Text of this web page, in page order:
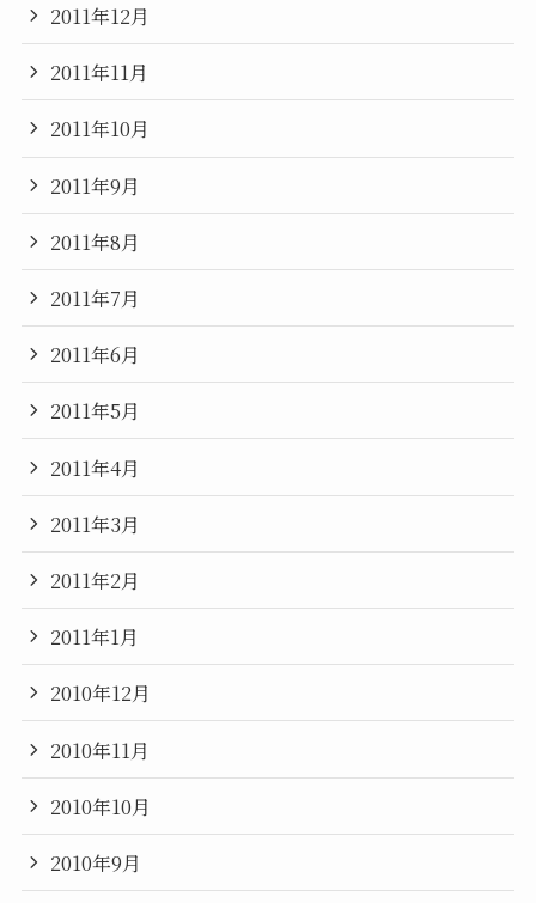
2011年12月
2011年11月
2011年10月
2011年9月
2011年8月
2011年7月
2011年6月
2011年5月
2011年4月
2011年3月
2011年2月
2011年1月
2010年12月
2010年11月
2010年10月
2010年9月